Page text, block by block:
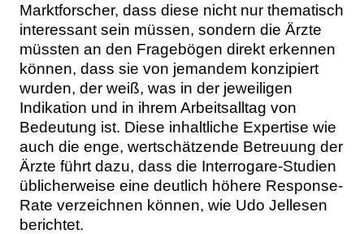
Marktforscher, dass diese nicht nur thematisch
interessant sein müssen, sondern die Ärzte
müssten an den Fragebögen direkt erkennen
können, dass sie von jemandem konzipiert
wurden, der weiß, was in der jeweiligen
Indikation und in ihrem Arbeitsalltag von
Bedeutung ist. Diese inhaltliche Expertise wie
auch die enge, wertschätzende Betreuung der
Ärzte führt dazu, dass die Interrogare-Studien
üblicherweise eine deutlich höhere Response-
Rate verzeichnen können, wie Udo Jellesen
berichtet.